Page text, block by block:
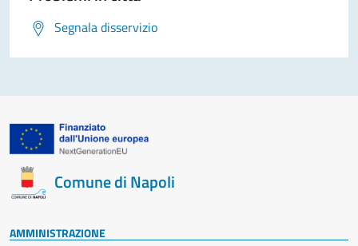
Segnala disservizio
Comune di Napoli
AMMINISTRAZIONE